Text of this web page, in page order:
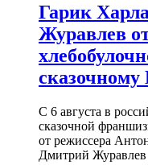
Гарик
Журавлев
сказочному
С 6 августа в
сказочной
от режиссера
Дмитрий Журавлев